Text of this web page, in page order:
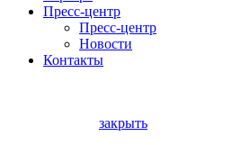
Пресс-центр
Пресс-центр
Новости
Контакты
закрыть